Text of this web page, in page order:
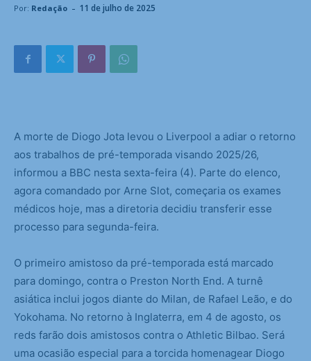
Por: Redação - 11 de julho de 2025
A morte de Diogo Jota levou o Liverpool a adiar o retorno
aos trabalhos de pré-temporada visando 2025/26,
informou a BBC nesta sexta-feira (4). Parte do elenco,
agora comandado por Arne Slot, começaria os exames
médicos hoje, mas a diretoria decidiu transferir esse
processo para segunda-feira.
O primeiro amistoso da pré-temporada está marcado
para domingo, contra o Preston North End. A turnê
asiática inclui jogos diante do Milan, de Rafael Leão, e do
Yokohama. No retorno à Inglaterra, em 4 de agosto, os
reds farão dois amistosos contra o Athletic Bilbao. Será
uma ocasião especial para a torcida homenagear Diogo